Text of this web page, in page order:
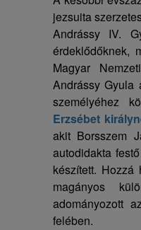
jezsuita
Andrássy IV.
érdeklődőknek,
Magyar
Andrássy Gyula
személyéhez
Erzsébet
akit Borsszem
autodidakta
készített. Hozzá
magányos
adományozott
felében.